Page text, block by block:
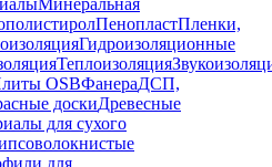
Минеральная
ПенопластПленки,
Гидроизоляционные
Теплоизоляция
OSBФанераДСП,
доскиДревесные
для сухого
для